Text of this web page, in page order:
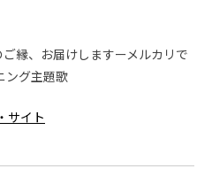
縁、お届けしますーメルカリで
ング主題歌
サイト